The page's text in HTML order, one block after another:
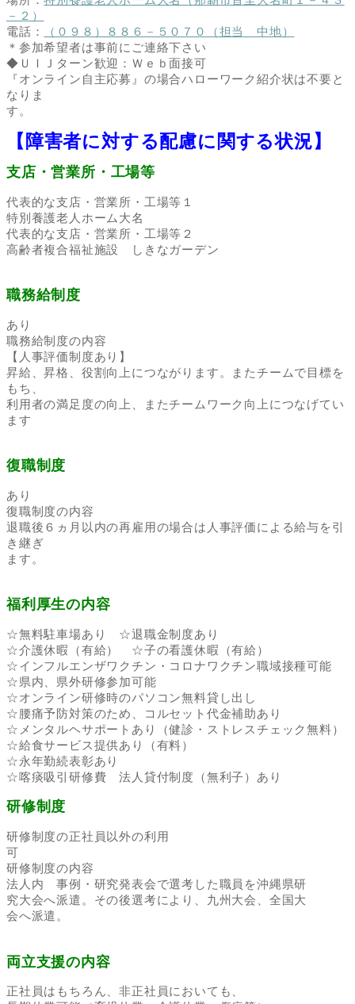
－２）
電話：
（０９８）８８６－５０７０（担当 中地）
＊参加希望者は事前にご連絡下さい
◆ＵＩＪターン歓迎：Ｗｅｂ面接可
『オンライン自主応募』の場合ハローワーク紹介状は不要と
なりま
す。
【障害者に対する配慮に関する状況】
支店・営業所・工場等
代表的な支店・営業所・工場等１
特別養護老人ホーム大名
代表的な支店・営業所・工場等２
高齢者複合福祉施設 しきなガーデン
職務給制度
あり
職務給制度の内容
【人事評価制度あり】
昇給、昇格、役割向上につながります。またチームで目標を
もち、
利用者の満足度の向上、またチームワーク向上につなげてい
ます
復職制度
あり
復職制度の内容
退職後６ヵ月以内の再雇用の場合は人事評価による給与を引
き継ぎ
ます。
福利厚生の内容
☆無料駐車場あり ☆退職金制度あり
☆介護休暇（有給） ☆子の看護休暇（有給）
☆インフルエンザワクチン・コロナワクチン職域接種可能
☆県内、県外研修参加可能
☆オンライン研修時のパソコン無料貸し出し
☆腰痛予防対策のため、コルセット代金補助あり
☆メンタルヘサポートあり（健診・ストレスチェック無料）
☆給食サービス提供あり（有料）
☆永年勤続表彰あり
☆喀痰吸引研修費 法人貸付制度（無利子）あり
研修制度
研修制度の正社員以外の利用
可
研修制度の内容
法人内 事例・研究発表会で選考した職員を沖縄県研
究大会へ派遣。その後選考により、九州大会、全国大
会へ派遣。
両立支援の内容
正社員はもちろん、非正社員においても、